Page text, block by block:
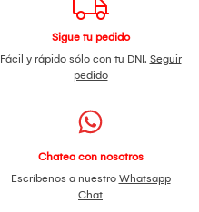
Sigue tu pedido
Fácil y rápido sólo con tu DNI. Seguir
pedido
Chatea con nosotros
Escríbenos a nuestro Whatsapp
Chat